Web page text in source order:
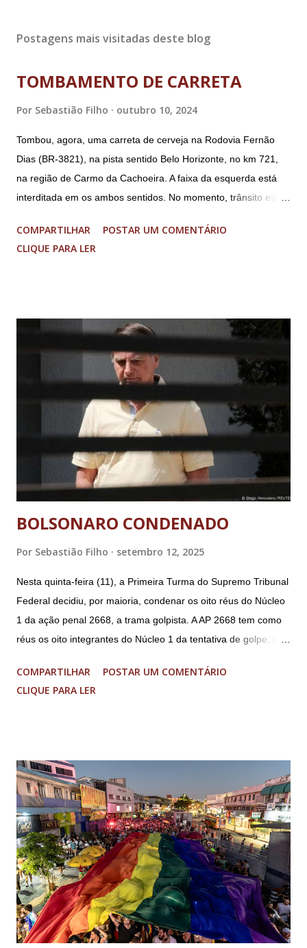
Postagens mais visitadas deste blog
TOMBAMENTO DE CARRETA
Por Sebastião Filho outubro 10, 2024
Tombou, agora, uma carreta de cerveja na Rodovia Fernão
Dias (BR-3821), na pista sentido Belo Horizonte, no km 721,
na região de Carmo da Cachoeira. A faixa da esquerda está
interditada em os ambos sentidos. No momento, trânsito está
Imagens @transitofernaodias *Por Sebastião Filho
COMPARTILHAR
POSTAR UM COMENTÁRIO
CLIQUE PARA LER
BOLSONARO CONDENADO
Por Sebastião Filho setembro 12, 2025
Nesta quinta-feira (11), a Primeira Turma do Supremo Tribunal
Federal decidiu, por maioria, condenar os oito réus do Núcleo
1 da ação penal 2668, a trama golpista. A AP 2668 tem como
réus os oito integrantes do Núcleo 1 da tentativa de golpe, ou
(PGR): o deputado federal Alexandre Ramagem, ex-diretor da
Agência Brasileira de Inteligência (Abin); o almirante Almir
Segurança Institucional (GSI); o tenente-coronel Mauro Cid,
ex-ajudante de ordens de Bolsonaro (réu-colaborador); o ex-
presidente da República Jair Bolsonaro; o general Paulo
Sérgio Nogueira, ex-ministro da Defesa; e o general da
reserva Walter Braga Netto, ex-ministro da Casa Civil e da
Defesa. A acusação envolveu os crimes de tentativa de
abolição violenta do Estado Democrático de Direito, golpe de
E...
COMPARTILHAR
POSTAR UM COMENTÁRIO
CLIQUE PARA LER